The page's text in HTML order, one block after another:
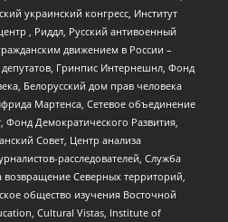
украинский конгресс, Институт
, Риддл, Русский антивоенный
движением в России –
Гринпис Интернешнл, Фонд
Белорусский дом прав человека
Мартенса, Сетевое объединение
Демократического Развития,
Совет, Центр анализа
расследователей, Служба
Северных территорий,
общество изучения Восточной
Cultural Vistas, Institute of